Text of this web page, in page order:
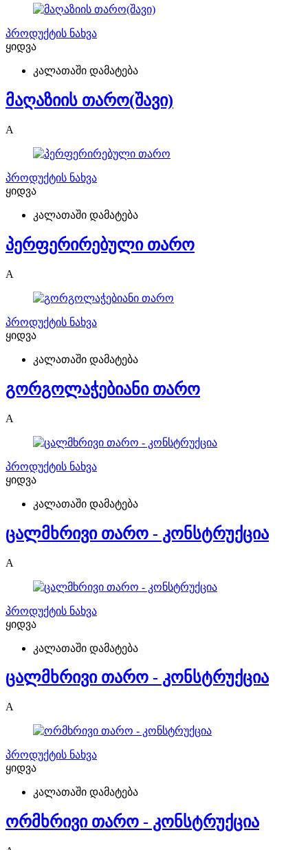
პროდუქტის ნახვა
ყიდვა
კალათაში დამატება
მაღაზიის თარო(შავი)
A
პროდუქტის ნახვა
ყიდვა
კალათაში დამატება
პერფერირებული თარო
A
პროდუქტის ნახვა
ყიდვა
კალათაში დამატება
გორგოლაჭებიანი თარო
A
პროდუქტის ნახვა
ყიდვა
კალათაში დამატება
ცალმხრივი თარო - კონსტრუქცია
A
პროდუქტის ნახვა
ყიდვა
კალათაში დამატება
ცალმხრივი თარო - კონსტრუქცია
A
პროდუქტის ნახვა
ყიდვა
კალათაში დამატება
ორმხრივი თარო - კონსტრუქცია